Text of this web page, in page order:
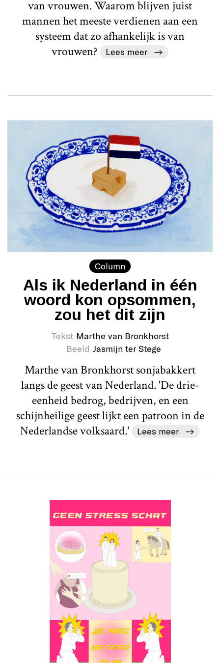
van vrouwen. Waarom blijven juist
mannen het meeste verdienen aan een
systeem dat zo afhankelijk is van
vrouwen?
Lees meer
Column
Als ik Nederland in één
woord kon opsommen,
zou het dit zijn
Tekst Marthe van Bronkhorst
Beeld Jasmijn ter Stege
Marthe van Bronkhorst sonjabakkert
langs de geest van Nederland. 'De drie-
eenheid bedrog, bedrijven, en een
schijnheilige geest lijkt een patroon in de
Nederlandse volksaard.'
Lees meer